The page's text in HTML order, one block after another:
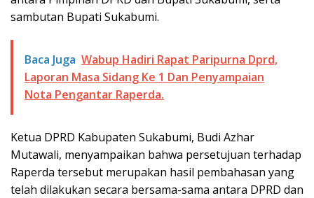
sambutan Bupati Sukabumi.
Baca Juga Wabup Hadiri Rapat Paripurna Dprd,
Laporan Masa Sidang Ke 1 Dan Penyampaian
Nota Pengantar Raperda.
Ketua DPRD Kabupaten Sukabumi, Budi Azhar
Mutawali, menyampaikan bahwa persetujuan terhadap
Raperda tersebut merupakan hasil pembahasan yang
telah dilakukan secara bersama-sama antara DPRD dan